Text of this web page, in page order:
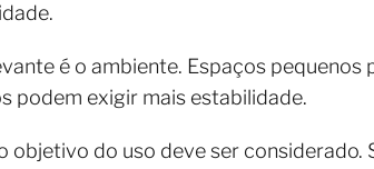
é o ambiente. Espaços
podem exigir mais estabilidade.
objetivo do uso deve ser